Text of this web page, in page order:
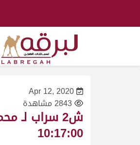
Apr 12, 2020
2843 مشاهدة
10:17:00